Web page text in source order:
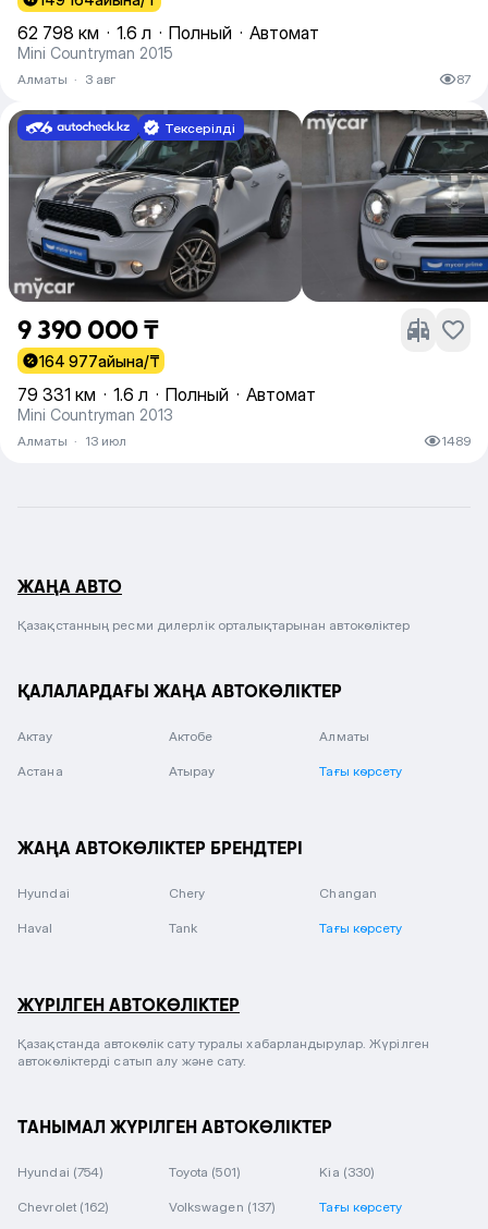
62 798 км · 1.6 л · Полный · Автомат
Mini Countryman 2015
Алматы · 3 авг 87
Тексерілді
9 390 000 ₸
164 977айына/₸
79 331 км · 1.6 л · Полный · Автомат
Mini Countryman 2013
Алматы · 13 июл 1489
ЖАҢА АВТО
Қазақстанның ресми дилерлік орталықтарынан автокөліктер
ҚАЛАЛАРДАҒЫ ЖАҢА АВТОКӨЛІКТЕР
Актау Актобе Алматы
Астана Атырау Тағы көрсету
ЖАҢА АВТОКӨЛІКТЕР БРЕНДТЕРІ
Hyundai Chery Changan
Haval Tank Тағы көрсету
ЖҮРІЛГЕН АВТОКӨЛІКТЕР
Қазақстанда автокөлік сату туралы хабарландырулар. Жүрілген
автокөліктерді сатып алу және сату.
ТАНЫМАЛ ЖҮРІЛГЕН АВТОКӨЛІКТЕР
Hyundai (754) Toyota (501) Kia (330)
Chevrolet (162) Volkswagen (137) Тағы көрсету